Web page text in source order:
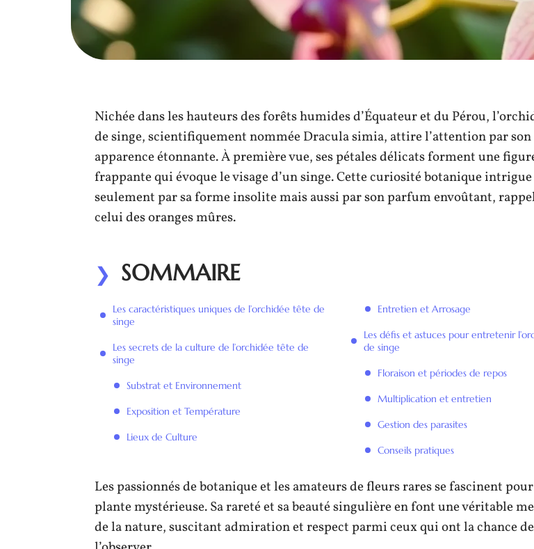
Nichée dans les hauteurs des forêts humides d’Équateur et du Pérou,
de singe, scientifiquement nommée Dracula simia, attire l’attention par son
apparence étonnante. À première vue, ses pétales délicats forment une
frappante qui évoque le visage d’un singe. Cette curiosité botanique
seulement par sa forme insolite mais aussi par son parfum envoûtant,
celui des oranges mûres.
SOMMAIRE
Les caractéristiques uniques de l’orchidée tête de
singe
Les secrets de la culture de l’orchidée tête de
singe
Substrat et Environnement
Exposition et Température
Lieux de Culture
Entretien et Arrosage
Les défis et astuces pour entretenir
de singe
Floraison et périodes de repos
Multiplication et entretien
Gestion des parasites
Conseils pratiques
Les passionnés de botanique et les amateurs de fleurs rares se fascinent
plante mystérieuse. Sa rareté et sa beauté singulière en font une véritable
de la nature, suscitant admiration et respect parmi ceux qui ont la chance de